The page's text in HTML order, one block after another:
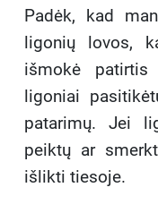
Padėk, kad
ligonių lovos,
išmokė
ligoniai
patarimų. Jei
peiktų ar
išlikti tiesoje.